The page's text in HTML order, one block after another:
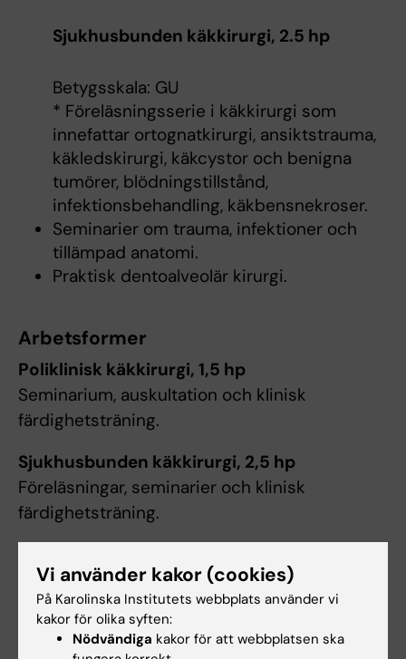
Sjukhusbunden käkkirurgi, 2.5 hp
Betygsskala: GU
* Föreläsningsserie i käkkirurgi som
innefattar ortognatkirurgi, ansiktstrauma,
käkledskirurgi, käkcystor och benigna
tumörer, blödningstillstånd,
infektionsbehandling, käkbensnekroser.
Seminarier om trauma, infektioner och
tillämpad anatomi.
Praktisk dentoalveolär kirurgi.
Arbetsformer
Poliklinisk käkkirurgi, 1,5 hp
Seminarium, auskultation och klinisk
färdighetsträning.
Sjukhusbunden käkkirurgi, 2,5 hp
Föreläsningar, seminarier och klinisk
färdighetsträning.
Examination
Poliklinisk käkkirurgi, 1,5 hp
Examination: Klinisk prestation.
Vi använder kakor (cookies)
På Karolinska Institutets webbplats använder vi
kakor för olika syften:
Nödvändiga kakor för att webbplatsen ska